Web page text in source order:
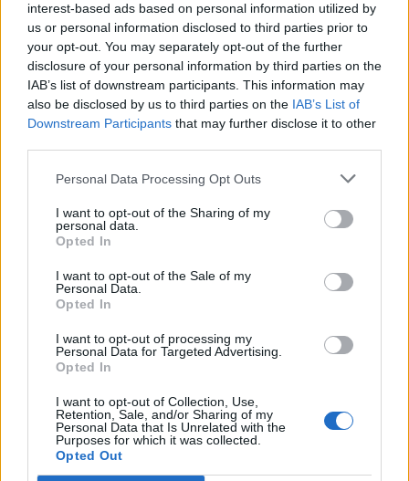
interest-based ads based on personal information utilized by
us or personal information disclosed to third parties prior to
your opt-out. You may separately opt-out of the further
disclosure of your personal information by third parties on the
IAB’s list of downstream participants. This information may
also be disclosed by us to third parties on the IAB’s List of
Downstream Participants that may further disclose it to other
Personal Data Processing Opt Outs
I want to opt-out of the Sharing of my
personal data.
Opted In
I want to opt-out of the Sale of my
Personal Data.
Opted In
I want to opt-out of processing my
Personal Data for Targeted Advertising.
Opted In
I want to opt-out of Collection, Use,
Retention, Sale, and/or Sharing of my
Personal Data that Is Unrelated with the
Purposes for which it was collected.
Opted Out
Karjalainen (2025), Iiro Karppinen (2025+1), Atro Leppänen
(2025), Otso Rantakari (2026), Jerkko Rämö (tryout), Juuso
Vesala (2025+1)
Keskushyökkääjät:Martin Hanzl (2025), Axel Holmström
(2025), Kalle Miketinac (2025+1), Anton Stråka (2025), Johan
Sundström (2025)
(2025), Oskari Hult (2025+1), Joel Kerkkänen (2025), Eetu
Levänen (2026+1), Carl Mattsson (2025), Viljami Nieminen
(2025+1), Jesse Rantanen (2025+1), Sebastian Stålberg (2025),
Miika Tiihonen (2025)
Valmennus:Juuso Hahl (2025+1), Tommo Nukari (2026),
Janne Grönvall (2025+1), Arttu Lipsanen (2026), Juho Annala
Katso myös:Kääntääkö Raipe kurssin? Tässä SaiPan
sopimustilanne Liiga-kaudelle 2024-25!